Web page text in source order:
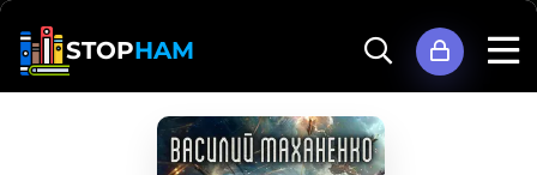
STOPHAM